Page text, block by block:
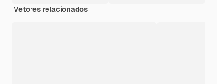
Vetores relacionados